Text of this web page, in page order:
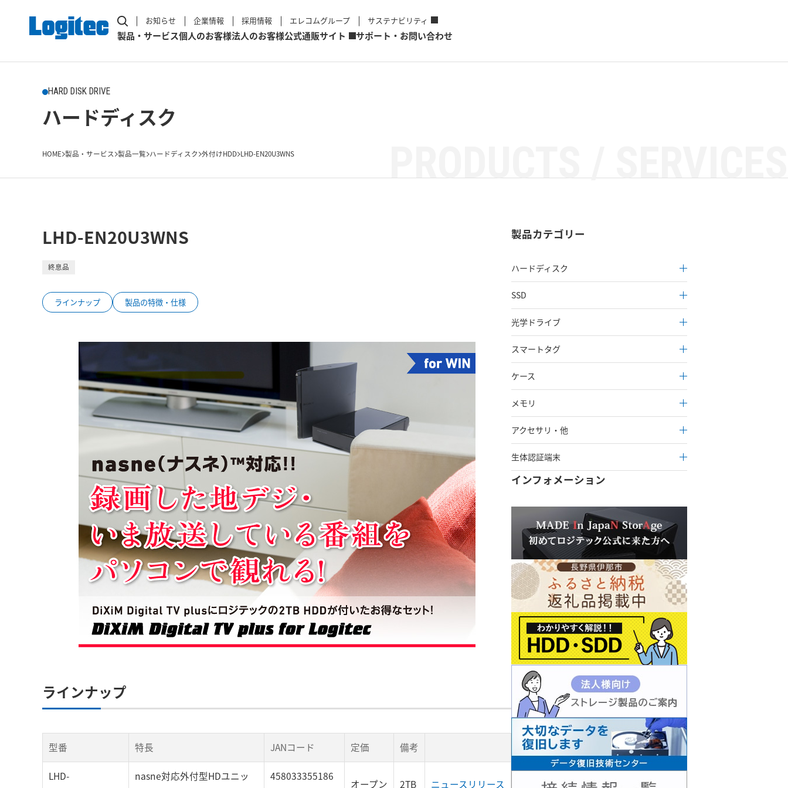
お知らせ 企業情報 採用情報 エレコムグループ サステナビリティ
製品・サービス個人のお客様法人のお客様公式通販サイト サポート・お問い合わせ
HARD DISK DRIVE
ハードディスク
HOME 製品・サービス 製品一覧 ハードディスク 外付けHDD LHD-EN20U3WNS
LHD-EN20U3WNS
終息品
ラインナップ 製品の特徴・仕様
ラインナップ
型番 特長 JANコード 定価 備考
LHD-
nasne対応外付型HDユニッ
458033355186
オープン 2TB ニュースリリース
製品カテゴリー
ハードディスク
SSD
光学ドライブ
スマートタグ
ケース
メモリ
アクセサリ・他
生体認証端末
インフォメーション